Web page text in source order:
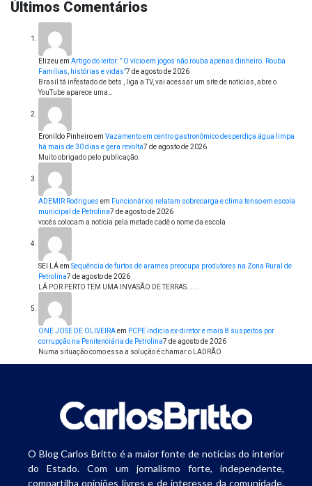
Últimos Comentários
Elizeu em Artigo do leitor: ” O vício em jogos não rouba apenas dinheiro. Rouba
Famílias, histórias e vidas”7 de agosto de 2026
Brasil tá infestado de bets , liga a TV, vai acessar um site de notícias, abre o
YouTube aparece uma…
Eronildo Pinheiroem Vazamento em centro gastronômico desperdiça água limpa
há mais de 30 dias e gera revolta7 de agosto de 2026
Muito obrigado pelo publicação.
ADEMIR Rodrigues em Funcionários relatam sobrecarga e clima tenso em escola
municipal de Petrolina7 de agosto de 2026
vocês colocam a notícia pela metade cadê o nome da escola
SEI LÁem Sequência de furtos de arames preocupa produtores na Zona Rural de
Petrolina7 de agosto de 2026
LÁ POR PERTO TEM UMA INVASÃO DE TERRAS......
ONE JOSE DE OLIVEIRAem PCPE indicia ex-diretor e mais 8 suspeitos por
corrupção na Penitenciária de Petrolina7 de agosto de 2026
Numa situação como essa a solução é chamar o LADRÃO
O Blog Carlos Britto é a maior fonte de notícias do interior
do Estado. Com um jornalismo forte, independente,
compartilha opiniões livres e de interesse da comunidade.